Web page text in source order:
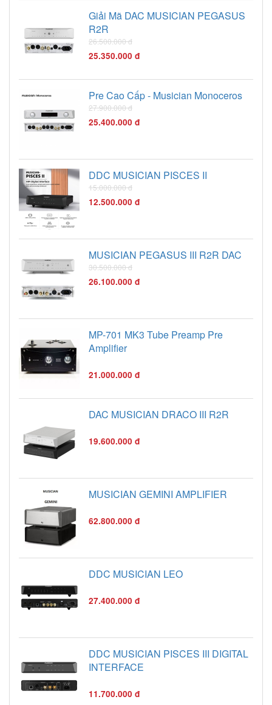
Giải Mã DAC MUSICIAN PEGASUS
R2R
26.500.000 đ
25.350.000 đ
Pre Cao Cấp - Musician Monoceros
27.900.000 đ
25.400.000 đ
DDC MUSICIAN PISCES II
15.000.000 đ
12.500.000 đ
MUSICIAN PEGASUS III R2R DAC
30.500.000 đ
26.100.000 đ
MP-701 MK3 Tube Preamp Pre
Amplifier
21.000.000 đ
DAC MUSICIAN DRACO III R2R
19.600.000 đ
MUSICIAN GEMINI AMPLIFIER
62.800.000 đ
DDC MUSICIAN LEO
27.400.000 đ
DDC MUSICIAN PISCES III DIGITAL
INTERFACE
11.700.000 đ